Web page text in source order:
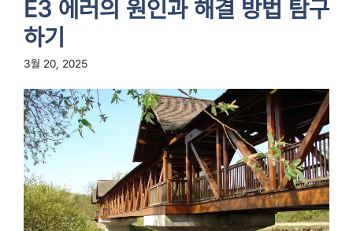
E3 에러의 원인과 해결 방법 탐구
하기
3월 20, 2025